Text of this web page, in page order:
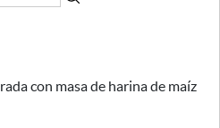
con masa de harina de maíz